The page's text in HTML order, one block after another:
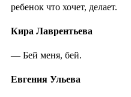
ребенок что хочет, делает.
Кира Лаврентьева
— Бей меня, бей.
Евгения Ульева